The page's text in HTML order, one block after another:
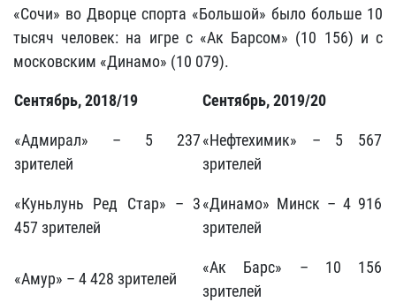
«Сочи» во Дворце спорта «Большой» было больше 10
тысяч человек: на игре с «Ак Барсом» (10 156) и с
московским «Динамо» (10 079).
Сентябрь, 2018/19 Сентябрь, 2019/20
«Адмирал» – 5 237
зрителей
«Нефтехимик» – 5 567
зрителей
«Куньлунь Ред Стар» – 3
457 зрителей
«Динамо» Минск – 4 916
зрителей
«Амур» – 4 428 зрителей
«Ак Барс» – 10 156
зрителей